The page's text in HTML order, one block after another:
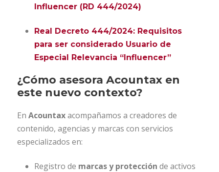
Influencer (RD 444/2024)
Real Decreto 444/2024: Requisitos
para ser considerado Usuario de
Especial Relevancia “Influencer”
¿Cómo asesora Acountax en
este nuevo contexto?
En Acountaxacompañamos a creadores de
contenido, agencias y marcas con servicios
especializados en:
Registro de marcas y protección de activos